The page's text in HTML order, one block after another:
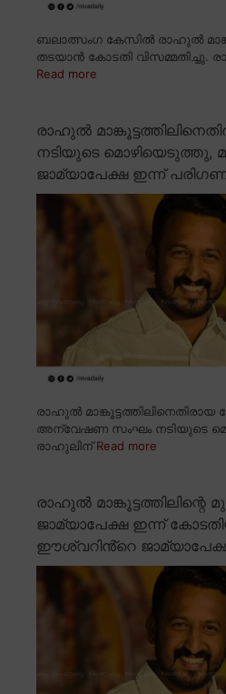
ബലാത്സംഗ കേസിൽ രാഹുൽ
തടയാൻ കോടതി
Read more
രാഹുൽ
നടിയുടെ
ജാമ്യാപേക്ഷ ഇന്ന്
രാഹുൽ
അന്വേഷണ സംഘം നടിയുടെ
രാഹുലിന്Read more
രാഹുൽ
ജാമ്യാപേക്ഷ ഇന്ന്
ഈശ്വറിൻ്റെ